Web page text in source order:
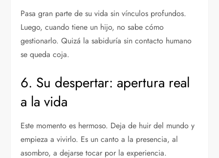
Pasa gran parte de su vida sin vínculos profundos.
Luego, cuando tiene un hijo, no sabe cómo
gestionarlo. Quizá la sabiduría sin contacto humano
se queda coja.
6. Su despertar: apertura real
a la vida
Este momento es hermoso. Deja de huir del mundo y
empieza a vivirlo. Es un canto a la presencia, al
asombro, a dejarse tocar por la experiencia.